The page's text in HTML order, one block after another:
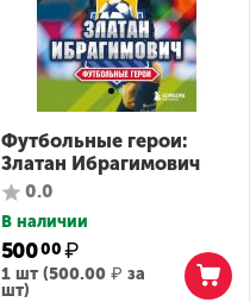
Футбольные герои:
Златан Ибрагимович
0.0
В наличии
50000₽
1 шт (500.00₽ за
шт)